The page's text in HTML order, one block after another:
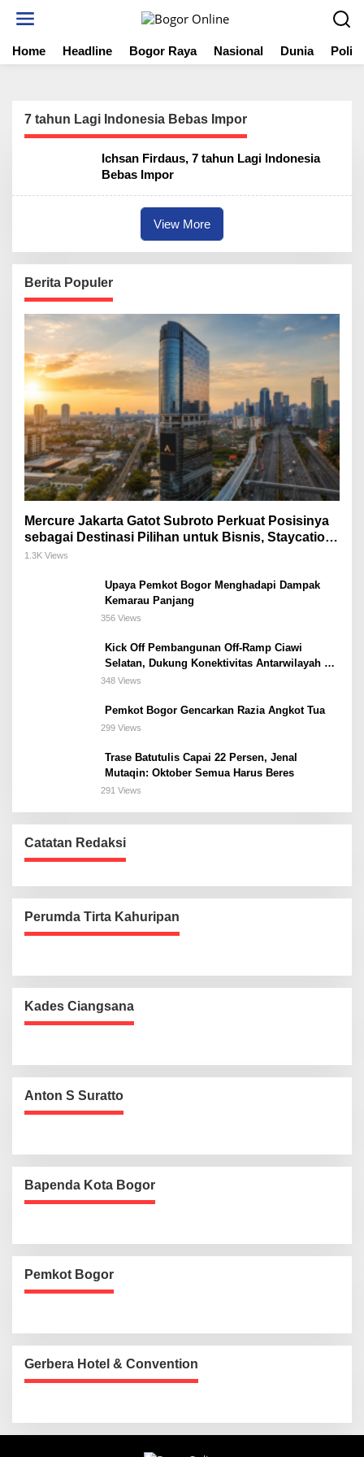
t
Home Headline Bogor Raya Nasional Dunia
7 tahun Lagi Indonesia Bebas Impor
Ichsan Firdaus, 7 tahun Lagi Indonesia
Bebas Impor
View More
Berita Populer
Mercure Jakarta Gatot Subroto Perkuat Posisinya
sebagai Destinasi Pilihan untuk Bisnis, Staycation,
Meeting, dan Kuliner di Jakarta Selatan
1.3K Views
Upaya Pemkot Bogor Menghadapi Dampak
Kemarau Panjang
356 Views
Kick Off Pembangunan Off-Ramp Ciawi
Selatan, Dukung Konektivitas Antarwilayah di
Bogor Selatan
348 Views
Pemkot Bogor Gencarkan Razia Angkot Tua
299 Views
Trase Batutulis Capai 22 Persen, Jenal
Mutaqin: Oktober Semua Harus Beres
291 Views
Catatan Redaksi
Perumda Tirta Kahuripan
Kades Ciangsana
Anton S Suratto
Bapenda Kota Bogor
Pemkot Bogor
Gerbera Hotel & Convention